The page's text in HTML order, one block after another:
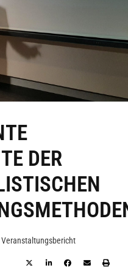
DER
Veranstaltungsbericht